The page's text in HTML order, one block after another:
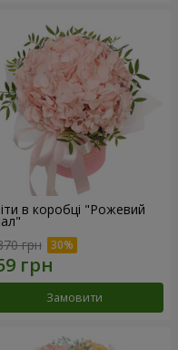
в коробці "Рожевий
грн
Замовити